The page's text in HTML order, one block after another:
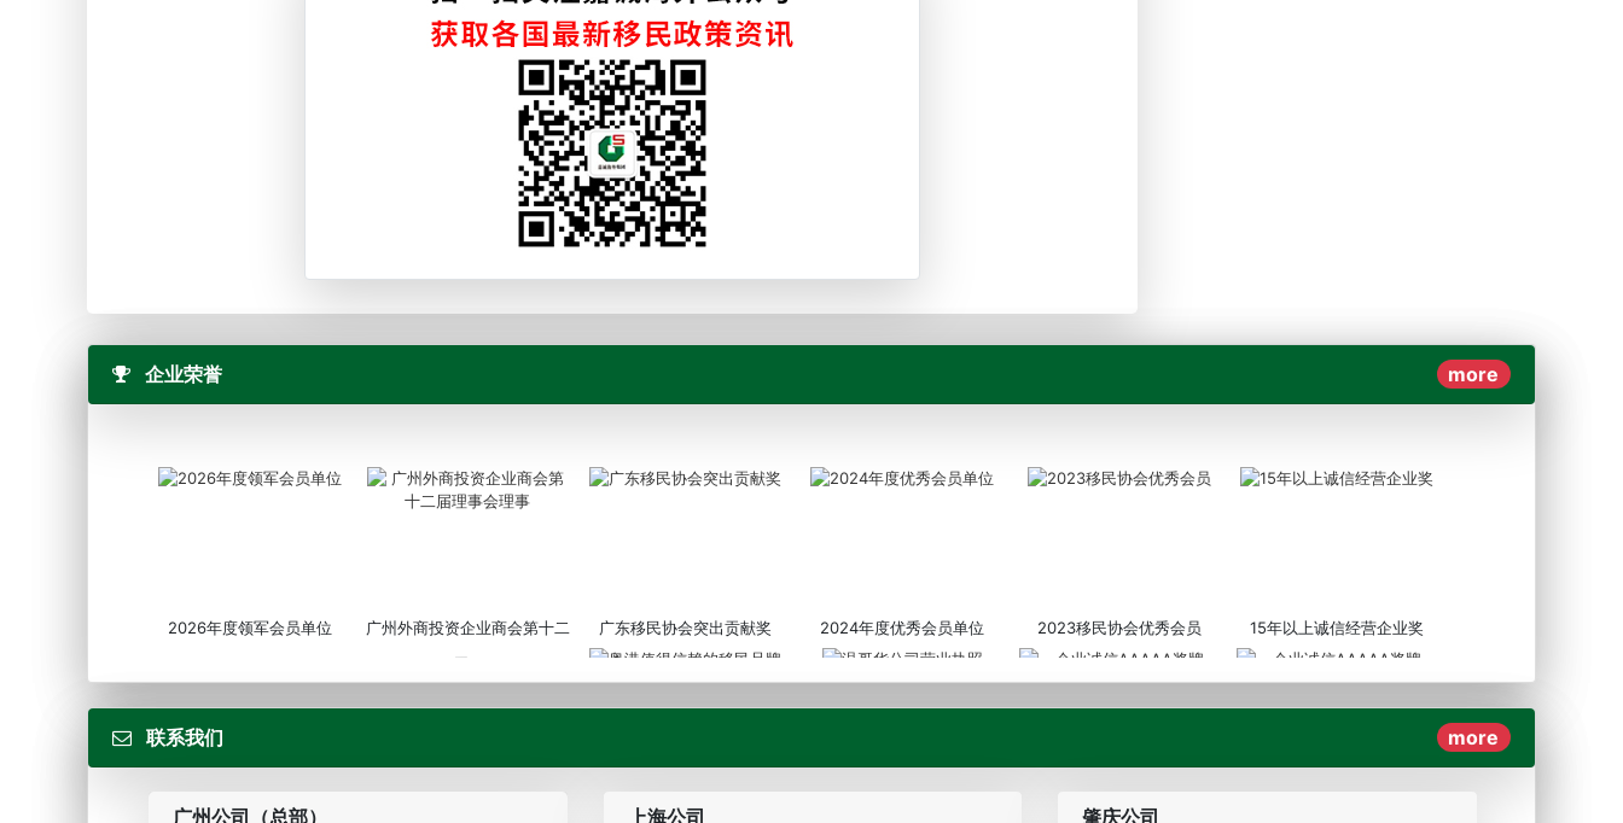
企业荣誉 more
2026年度领军会员单位
广州外商投资企业商会第十二
届...
广东移民协会突出贡献奖 2024年度优秀会员单位 2023移民协会优秀会员 15年以上诚信经营企业奖
粤港值得信赖的移民品牌 企业诚信AAAAA奖牌2019
联系我们 more
广州公司（总部） 上海公司 肇庆公司